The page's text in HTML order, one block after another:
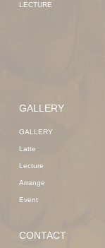
LECTURE
GALLERY
GALLERY
Latte
Lecture
Arrange
Event
CONTACT